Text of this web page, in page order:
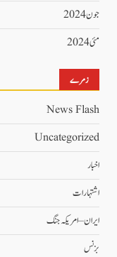
جون 2024
مئی 2024
زمرے
News Flash
Uncategorized
اخبار
اشتہارات
ایران – امریکہ جنگ
بزنس